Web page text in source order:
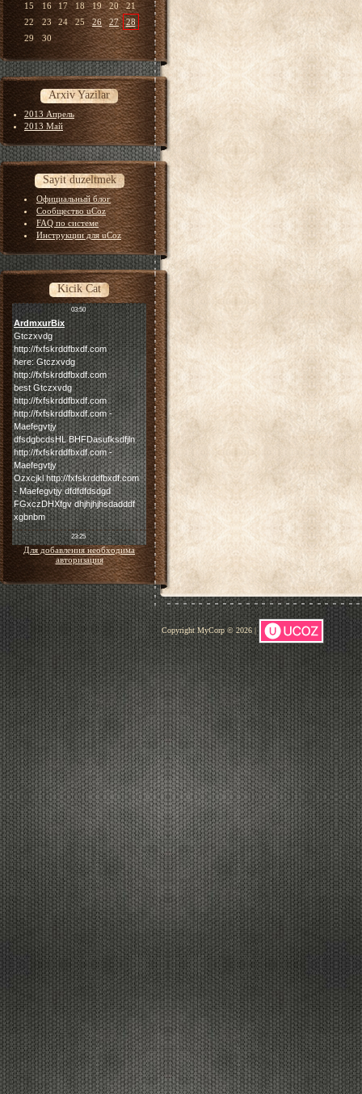
15
16 17 18 19 20
21
22
23 24 25 26 27
28
29
30
Arxiv Yazilar
2013 Апрель
2013 Май
Sayit duzeltmek
Официальный блог
Сообщество uCoz
FAQ по системе
Инструкции для uCoz
Kicik Cat
Для добавления необходима
авторизация
Copyright MyCorp © 2026|